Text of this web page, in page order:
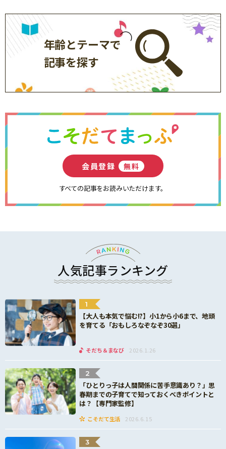
年齢とテーマで
記事を探す
会員登録 無料
すべての記事をお読みいただけます。
人気記事ランキング
1
【大人も本気で悩む!?】小1から小6まで、地頭
を育てる「おもしろなぞなぞ30選」
そだち＆まなび 2026.1.26
2
「ひとりっ子は人間関係に苦手意識あり？」思
春期までの子育てで知っておくべきポイントと
は？【専門家監修】
こそだて生活 2026.6.15
3